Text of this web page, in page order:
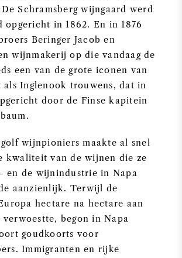
Schramsberg wijngaard werd
opgericht in 1862. En in 1876
Beringer Jacob en
wijnmakerij op die vandaag de
een van de grote iconen van
als Inglenook trouwens, dat in
door de Finse kapitein
golf wijnpioniers maakte al snel
kwaliteit van de wijnen die ze
en de wijnindustrie in Napa
aanzienlijk. Terwijl de
hectare na hectare aan
begon in Napa
goudkoorts voor
Immigranten en rijke